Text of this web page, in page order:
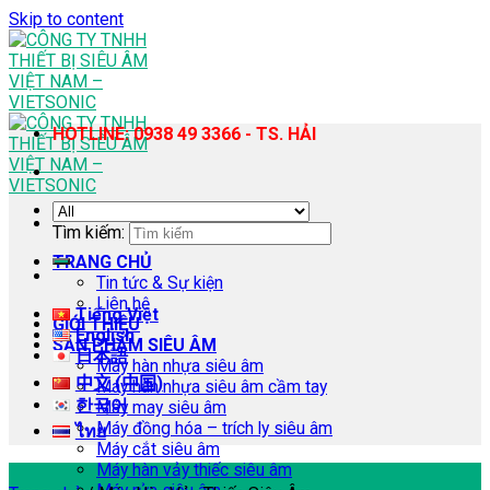
Skip to content
TRANG CHỦ
Tin tức & Sự kiện
Liên hệ
GIỚI THIỆU
SẢN PHẨM SIÊU ÂM
Máy hàn nhựa siêu âm
Máy hàn nhựa siêu âm cầm tay
Máy may siêu âm
Máy đồng hóa – trích ly siêu âm
Máy cắt siêu âm
Máy hàn vảy thiếc siêu âm
HOTLINE: 0938 49 3366 - TS. HẢI
Tìm kiếm:
Tiếng Việt
English
日本語
中文 (中国)
한국어
ไทย